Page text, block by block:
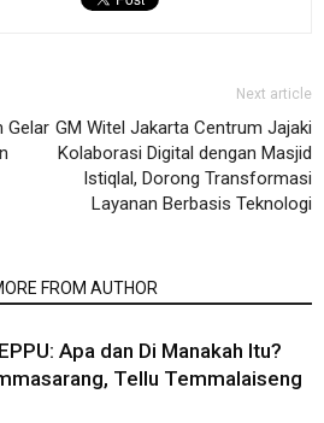
Gelar
Next article
GM Witel Jakarta Centrum Jajaki
Kolaborasi Digital dengan Masjid
Istiqlal, Dorong Transformasi
Layanan Berbasis Teknologi
FROM AUTHOR
Apa dan Di Manakah Itu?
Tellu Temmalaiseng